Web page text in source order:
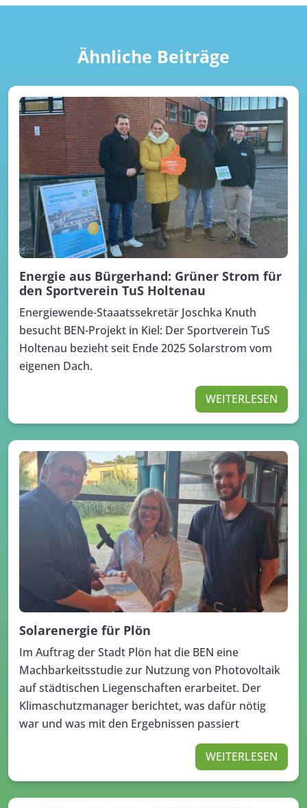
Ähnliche Beiträge
Energie aus Bürgerhand: Grüner Strom für
den Sportverein TuS Holtenau
Energiewende-Staaatssekretär Joschka Knuth
besucht BEN-Projekt in Kiel: Der Sportverein TuS
Holtenau bezieht seit Ende 2025 Solarstrom vom
eigenen Dach.
WEITERLESEN
Solarenergie für Plön
Im Auftrag der Stadt Plön hat die BEN eine
Machbarkeitsstudie zur Nutzung von Photovoltaik
auf städtischen Liegenschaften erarbeitet. Der
Klimaschutzmanager berichtet, was dafür nötig
war und was mit den Ergebnissen passiert
WEITERLESEN